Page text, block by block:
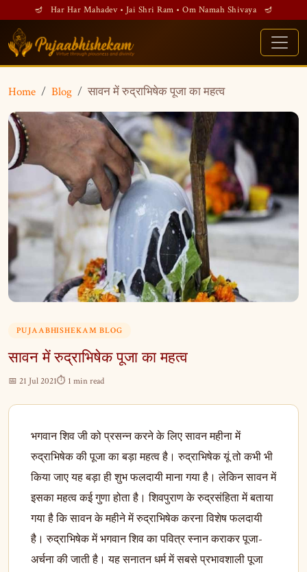
🪔 Har Har Mahadev • Jai Shri Ram • Om Namah Shivaya 🪔
Home Blog सावन में रुद्राभिषेक पूजा का महत्व
PUJAABHISHEKAM BLOG
सावन में रुद्राभिषेक पूजा का महत्व
📅 21 Jul 2021⏱ 1 min read
भगवान शिव जी को प्रसन्न करने के लिए सावन महीना में
रुद्राभिषेक की पूजा का बड़ा महत्व है। रुद्राभिषेक यूं तो कभी भी
किया जाए यह बड़ा ही शुभ फलदायी माना गया है। लेकिन सावन में
इसका महत्व कई गुणा होता है। शिवपुराण के रुद्रसंहिता में बताया
गया है कि सावन के महीने में रुद्राभिषेक करना विशेष फलदायी
है। रुद्राभिषेक में भगवान शिव का पवित्र स्नान कराकर पूजा-
अर्चना की जाती है। यह सनातन धर्म में सबसे प्रभावशाली पूजा